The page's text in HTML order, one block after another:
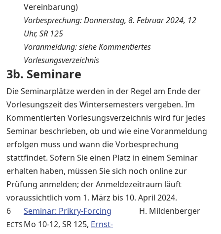
Vereinbarung)
Vorbesprechung: Donnerstag, 8. Februar 2024, 12
Uhr, SR 125
Voranmeldung: siehe Kommentiertes
Vorlesungsverzeichnis
3b. Seminare
Die Seminarplätze werden in der Regel am Ende der
Vorlesungszeit des Wintersemesters vergeben. Im
Kommentierten Vorlesungsverzeichnis wird für jedes
Seminar beschrieben, ob und wie eine Voranmeldung
erfolgen muss und wann die Vorbesprechung
stattfindet. Sofern Sie einen Platz in einem Seminar
erhalten haben, müssen Sie sich noch online zur
Prüfung anmelden; der Anmeldezeitraum läuft
voraussichtlich vom 1. März bis 10. April 2024.
6
ECTS
Seminar: Prikry-Forcing
H. Mildenberger
Mo 10-12, SR 125, Ernst-